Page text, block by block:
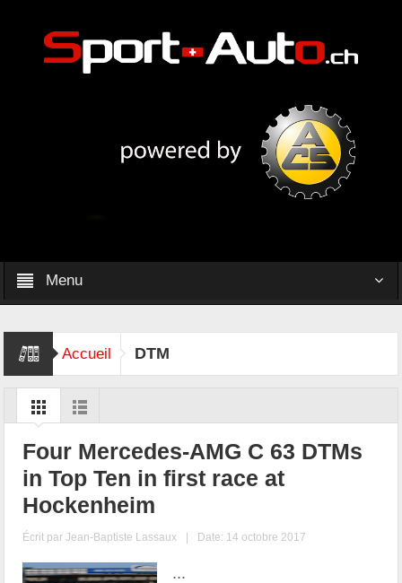
Menu
Accueil DTM
Four Mercedes-AMG C 63 DTMs
in Top Ten in first race at
Hockenheim
Écrit parJean-Baptiste Lassaux | Date: 14 octobre 2017
...